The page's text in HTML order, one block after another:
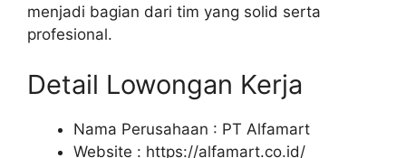
menjadi bagian dari tim yang solid serta
profesional.
Detail Lowongan Kerja
Nama Perusahaan : PT Alfamart
Website : https://alfamart.co.id/